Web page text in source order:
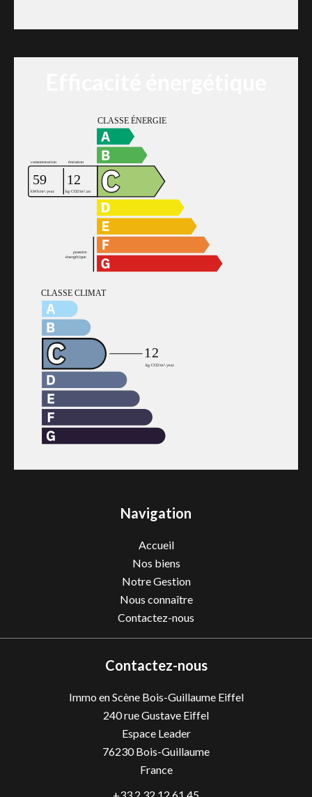
Navigation
Accueil
Nos biens
Notre Gestion
Nous connaître
Contactez-nous
Contactez-nous
Immo en Scène Bois-Guillaume Eiffel
240 rue Gustave Eiffel
Espace Leader
76230Bois-Guillaume
France